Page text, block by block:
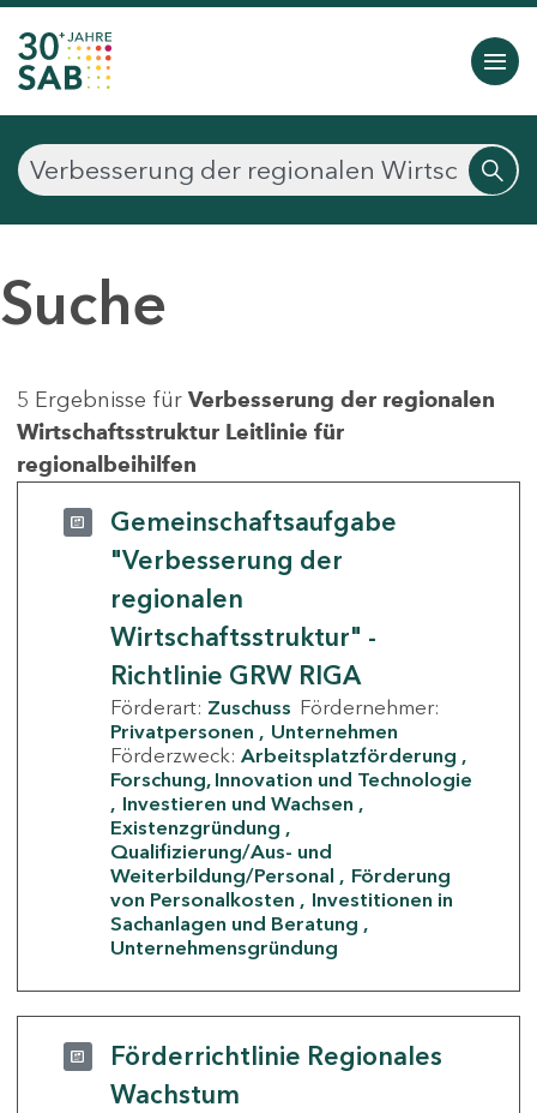
Suche
5 Ergebnisse für Verbesserung der regionalen
Wirtschaftsstruktur Leitlinie für
regionalbeihilfen
Gemeinschaftsaufgabe
"Verbesserung der
regionalen
Wirtschaftsstruktur" -
Richtlinie GRW RIGA
Förderart: Zuschuss Fördernehmer:
Privatpersonen
Unternehmen
Förderzweck: Arbeitsplatzförderung
Forschung, Innovation und Technologie
Investieren und Wachsen
Existenzgründung
Qualifizierung/Aus- und
Weiterbildung/Personal
Förderung
von Personalkosten
Investitionen in
Sachanlagen und Beratung
Unternehmensgründung
Förderrichtlinie Regionales
Wachstum